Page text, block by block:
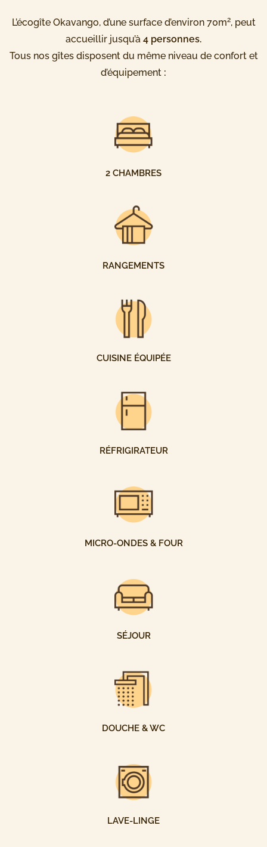
L’écogîte Okavango, d’une surface d’environ 70m2, peut
accueillir jusqu’à 4 personnes.
Tous nos gîtes disposent du même niveau de confort et
d’équipement :
2 CHAMBRES
RANGEMENTS
CUISINE ÉQUIPÉE
RÉFRIGIRATEUR
MICRO-ONDES & FOUR
SÉJOUR
DOUCHE & WC
LAVE-LINGE